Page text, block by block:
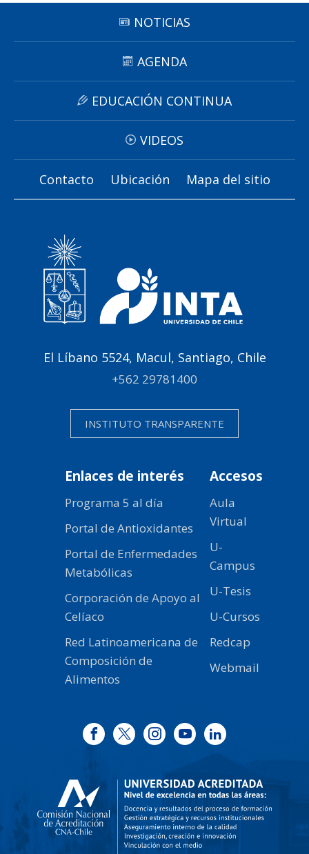
NOTICIAS
AGENDA
EDUCACIÓN CONTINUA
VIDEOS
Contacto Ubicación Mapa del sitio
El Líbano 5524, Macul, Santiago, Chile
+562 29781400
INSTITUTO TRANSPARENTE
Enlaces de interés
Programa 5 al día
Portal de Antioxidantes
Portal de Enfermedades
Metabólicas
Corporación de Apoyo al
Celíaco
Red Latinoamericana de
Composición de
Alimentos
Accesos
Aula
Virtual
U-
Campus
U-Tesis
U-Cursos
Redcap
Webmail